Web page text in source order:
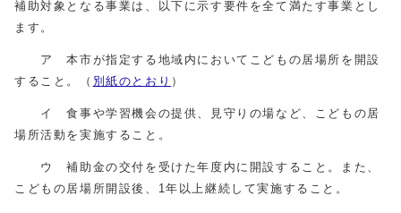
補助対象となる事業は、以下に示す要件を全て満たす事業とし
ます。
ア 本市が指定する地域内においてこどもの居場所を開設
すること。（ 別紙のとおり ）
イ 食事や学習機会の提供、見守りの場など、こどもの居
場所活動を実施すること。
ウ 補助金の交付を受けた年度内に開設すること。また、
こどもの居場所開設後、1年以上継続して実施すること。